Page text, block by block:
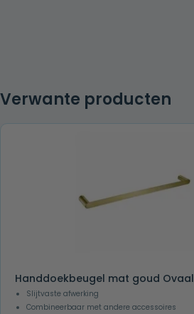
Verwante producten
Handdoekbeugel mat goud Ovaal
Slijtvaste afwerking
Combineerbaar met andere accessoires